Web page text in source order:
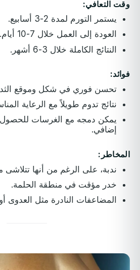
وقت التعافي:
يستمر التورم لمدة 2-3 أسابيع.
العودة إلى العمل خلال 7-10 أيام.
النتائج الكاملة خلال 3-6 أشهر.
فوائد:
تحسن فوري في شكل وموقع
نتائج تدوم طويلاً مع الرعاية
يمكن دمجه مع الغرسات
إضافي.
المخاطر:
ندبة، على الرغم من أنها
خدر مؤقت في منطقة الحلمة.
المضاعفات النادرة مثل العدوى